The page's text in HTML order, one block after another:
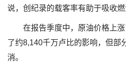
说，创纪录的载客率有助于吸收燃
在报告季度中，原油价格上
了约8,140千万卢比的影响，但部
消。